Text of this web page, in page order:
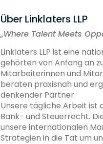
Über Linklaters LLP
„Where Talent Meets
Linklaters LLP ist eine
gehörten von Anfang an
Mitarbeiterinnen und
beraten praxisnah und
denkender Partner.
Unsere tägliche Arbeit ist
Bank- und Steuerrecht.
unsere internationalen
Strategien in die Tat um